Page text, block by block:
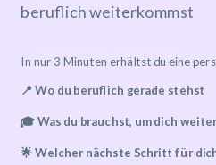
Mentor*in finden
Ablauf
Preise
beruflich weiterkommst
In nur 3 Minuten erhältst du eine
📍 Wo du beruflich gerade stehst
🎓 Was du brauchst, um dich
🌟 Welcher nächste Schritt für